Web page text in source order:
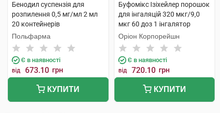
Бенодил суспензія для
розпилення 0,5 мг/мл 2 мл
20 контейнерів
Польфарма
Є в наявності
від 673.10 грн
КУПИТИ
Буфомікс Ізіхейлер порошок
для інгаляцій 320 мкг/9,0
мкг 60 доз 1 інгалятор
Оріон Корпорейшн
Є в наявності
від 720.10 грн
КУПИТИ